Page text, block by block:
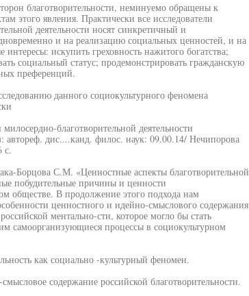
благотворительности, неминуемо обращены к
этого явления. Практически все исследователи
деятельности носят синкретичный и
и на реализацию социальных ценностей, и на
искупить греховность нажитого богатства;
социальный статус; продемонстрировать гражданскую
преференций.
данного социокультурного феномена
благотворительной деятельности
автореф. дис....канд. филос. наук: 09.00.14/ Нечипорова
с.
Борцова С.М. «Ценностные аспекты благотворительной
побудительные причины и ценности
обществе. В продолжение этого подхода нам
ценностного и идейно-смыслового содержания
ментально-сти, которое могло бы стать
самоорганизующиеся процессы в социокультурном
как социально -культурный феномен.
содержание российской благотворительности.